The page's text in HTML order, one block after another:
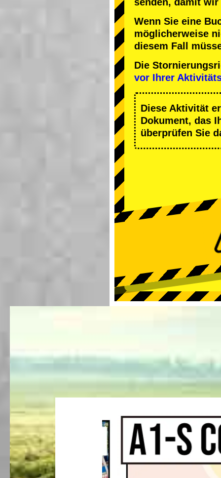
Wenn Sie eine
möglicherweise
diesem Fall
Die
vor Ihrer
Diese Aktivität
Dokument, das
überprüfen Sie